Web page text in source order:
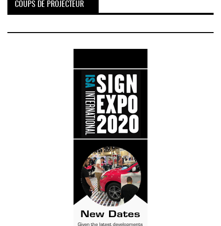
COUPS DE PROJECTEUR